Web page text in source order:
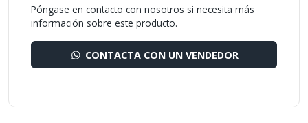
Póngase en contacto con nosotros si necesita más
información sobre este producto.
CONTACTA CON UN VENDEDOR